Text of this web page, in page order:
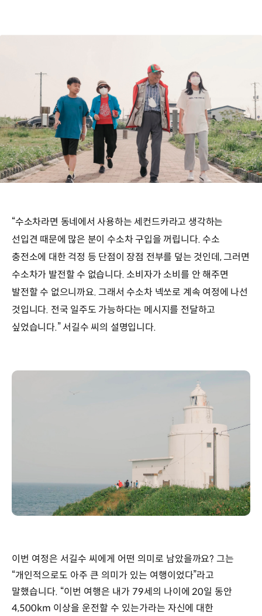
“수소차라면 동네에서 사용하는 세컨드카라고 생각하는
선입견 때문에 많은 분이 수소차 구입을 꺼립니다. 수소
충전소에 대한 걱정 등 단점이 장점 전부를 덮는 것인데, 그러면
수소차가 발전할 수 없습니다. 소비자가 소비를 안 해주면
발전할 수 없으니까요. 그래서 수소차 넥쏘로 계속 여정에 나선
것입니다. 전국 일주도 가능하다는 메시지를 전달하고
싶었습니다.” 서길수 씨의 설명입니다.
이번 여정은 서길수 씨에게 어떤 의미로 남았을까요? 그는
“개인적으로도 아주 큰 의미가 있는 여행이었다”라고
말했습니다. “이번 여행은 내가 79세의 나이에 20일 동안
4,500km 이상을 운전할 수 있는가라는 자신에 대한